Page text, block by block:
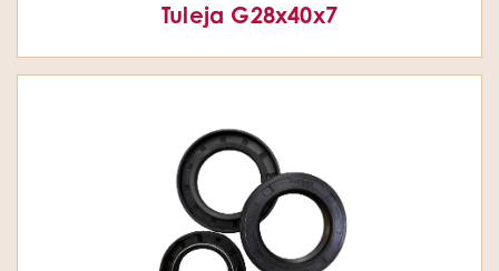
Tuleja G28x40x7